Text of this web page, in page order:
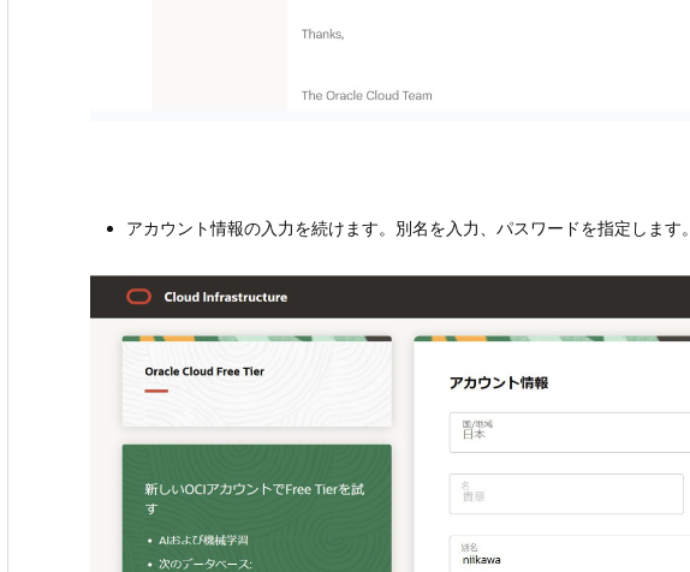
アカウント情報の入力を続けます。別名を入力、パスワードを指定します。